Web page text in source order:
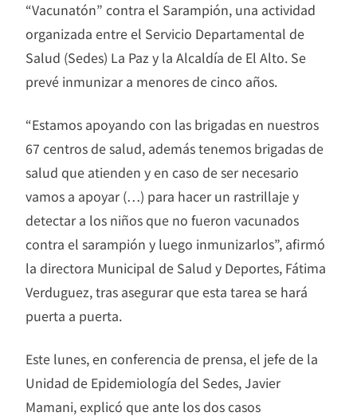
“Vacunatón” contra el Sarampión, una actividad
organizada entre el Servicio Departamental de
Salud (Sedes) La Paz y la Alcaldía de El Alto. Se
prevé inmunizar a menores de cinco años.
“Estamos apoyando con las brigadas en nuestros
67 centros de salud, además tenemos brigadas de
salud que atienden y en caso de ser necesario
vamos a apoyar (…) para hacer un rastrillaje y
detectar a los niños que no fueron vacunados
contra el sarampión y luego inmunizarlos”, afirmó
la directora Municipal de Salud y Deportes, Fátima
Verduguez, tras asegurar que esta tarea se hará
puerta a puerta.
Este lunes, en conferencia de prensa, el jefe de la
Unidad de Epidemiología del Sedes, Javier
Mamani, explicó que ante los dos casos